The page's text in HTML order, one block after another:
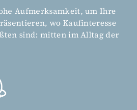
Aufmerksamkeit, um Ihre
wo Kaufinteresse
sind: mitten im Alltag der